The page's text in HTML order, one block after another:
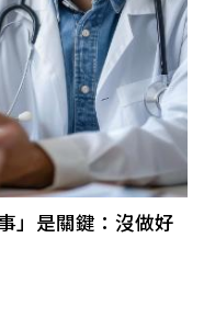
」是關鍵：沒做好